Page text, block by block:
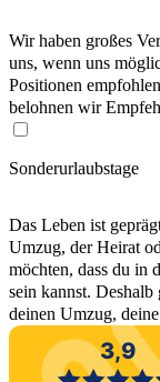
Wir haben großes
uns, wenn uns
Positionen
belohnen wir
Sonderurlaubstage
Das Leben ist
Umzug, der Heirat
möchten, dass du in
sein kannst.
deinen Umzug,